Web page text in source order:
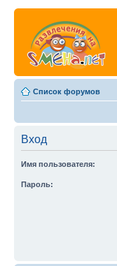
Список форумов
Вход
Имя пользователя:
Пароль: